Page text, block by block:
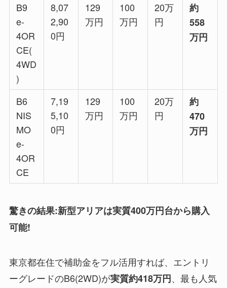
B9
e-
4OR
CE(
4WD
)
8,07
2,90
0円
129
万円
100
万円
20万
円
約
558
万円
B6
NIS
MO
e-
4OR
CE
7,19
5,10
0円
129
万円
100
万円
20万
円
約
470
万円
驚きの結果:新型アリアは実質400万円台から購入
可能!
東京都在住で補助金をフル活用すれば、エントリ
ーグレードのB6(2WD)が実質約418万円、最も人気